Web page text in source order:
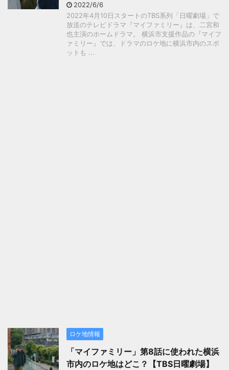
2022/6/6
2022年4月10日スタートのTBS系列「日曜劇場」で
放送のテレビドラマ『マイファミリー』は、二宮和
也主演のホームドラマ。 横浜市支援作品の『マイフ
ァミリー』では、ドラマのロケ地に横浜市内のスポ
ットも ...
ロケ地情報
「マイファミリー」第8話に使われた横浜
市内のロケ地はどこ？【TBS日曜劇場】